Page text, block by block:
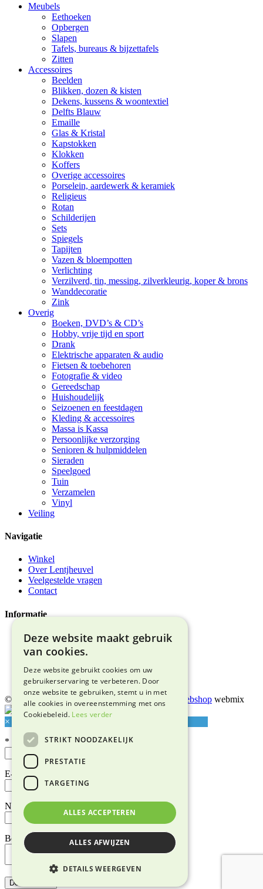
Meubels
Eethoeken
Opbergen
Slapen
Tafels, bureaus & bijzettafels
Zitten
Accessoires
Beelden
Blikken, dozen & kisten
Dekens, kussens & woontextiel
Delfts Blauw
Emaille
Glas & Kristal
Kapstokken
Klokken
Koffers
Overige accessoires
Porselein, aardewerk & keramiek
Religieus
Rotan
Schilderijen
Sets
Spiegels
Tapijten
Vazen & bloempotten
Verlichting
Verzilverd, tin, messing, zilverkleurig, koper & brons
Wanddecoratie
Zink
Overig
Boeken, DVD’s & CD’s
Hobby, vrije tijd en sport
Drank
Elektrische apparaten & audio
Fietsen & toebehoren
Fotografie & video
Gereedschap
Huishoudelijk
Seizoenen en feestdagen
Kleding & accessoires
Massa is Kassa
Persoonlijke verzorging
Senioren & hulpmiddelen
Sieraden
Speelgoed
Tuin
Verzamelen
Vinyl
Veiling
Navigatie
Winkel
Over Lentjheuvel
Veelgestelde vragen
Contact
Informatie
Algemene voorwaarden
Privacyverklaring
Bezorgen & afhalen
Retourneren & garantie
Adres & route
© 2026 Snuffelmarkt Lentjheuvel |
Maatwerk webshop webmix
×
*
E-mailadres*
Naam
Bericht
Deze website maakt gebruik
van cookies.
Deze website gebruikt cookies om uw
gebruikerservaring te verbeteren. Door
onze website te gebruiken, stemt u in met
alle cookies in overeenstemming met ons
Cookiebeleid. Lees verder
STRIKT NOODZAKELIJK
PRESTATIE
TARGETING
ALLES ACCEPTEREN
ALLES AFWIJZEN
DETAILS WEERGEVEN